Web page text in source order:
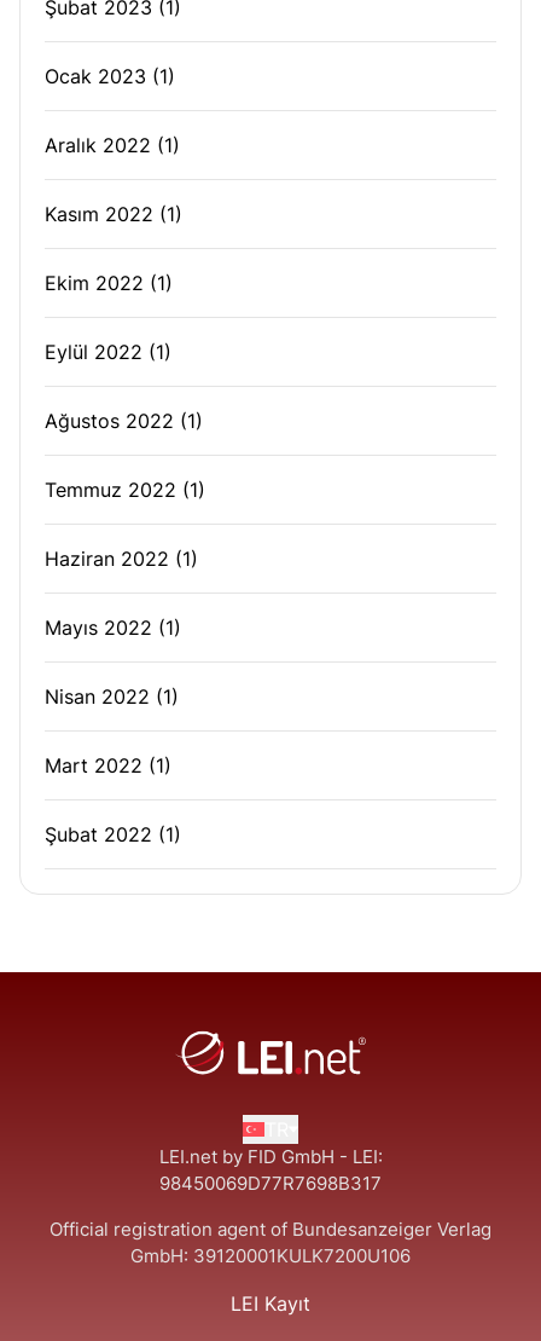
Şubat 2023 (1)
Ocak 2023 (1)
Aralık 2022 (1)
Kasım 2022 (1)
Ekim 2022 (1)
Eylül 2022 (1)
Ağustos 2022 (1)
Temmuz 2022 (1)
Haziran 2022 (1)
Mayıs 2022 (1)
Nisan 2022 (1)
Mart 2022 (1)
Şubat 2022 (1)
LEI.net by FID GmbH - LEI:
98450069D77R7698B317
Official registration agent of Bundesanzeiger Verlag
GmbH: 39120001KULK7200U106
LEI Kayıt